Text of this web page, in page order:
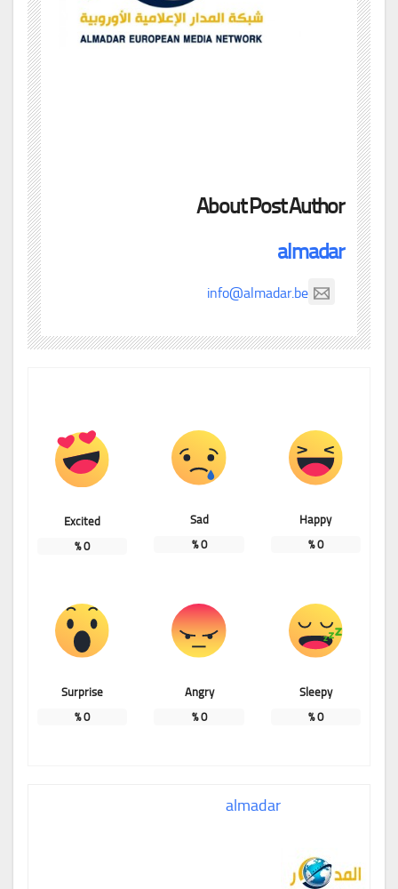
About Post Author
almadar
info@almadar.be
Happy
0
%
Sad
0
%
Excited
0
%
Sleepy
0
%
Angry
0
%
Surprise
0
%
almadar